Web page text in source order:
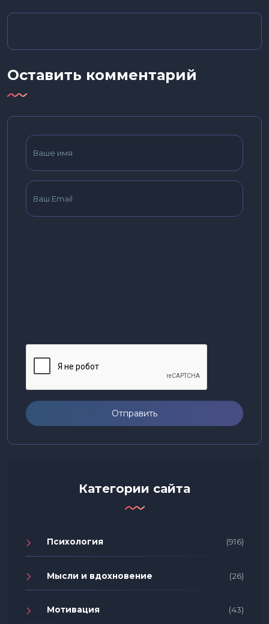
Оставить комментарий
Отправить
Категории сайта
Психология (916)
Мысли и вдохновение (26)
Мотивация (43)